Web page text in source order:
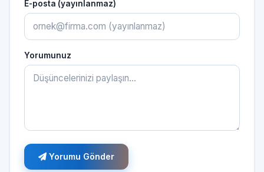
E-posta (yayınlanmaz)
Yorumunuz
Yorumu Gönder